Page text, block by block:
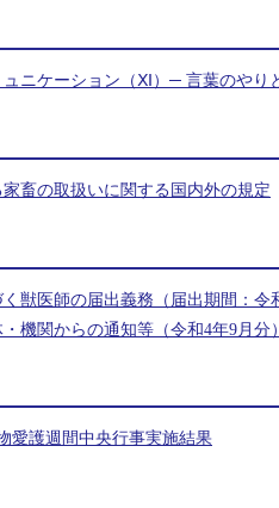
ニケーション（Ⅺ）─ 言葉のやり
畜の取扱いに関する国内外の規定
獣医師の届出義務（届出期間：令
機関からの通知等（令和4年9月分）
護週間中央行事実施結果